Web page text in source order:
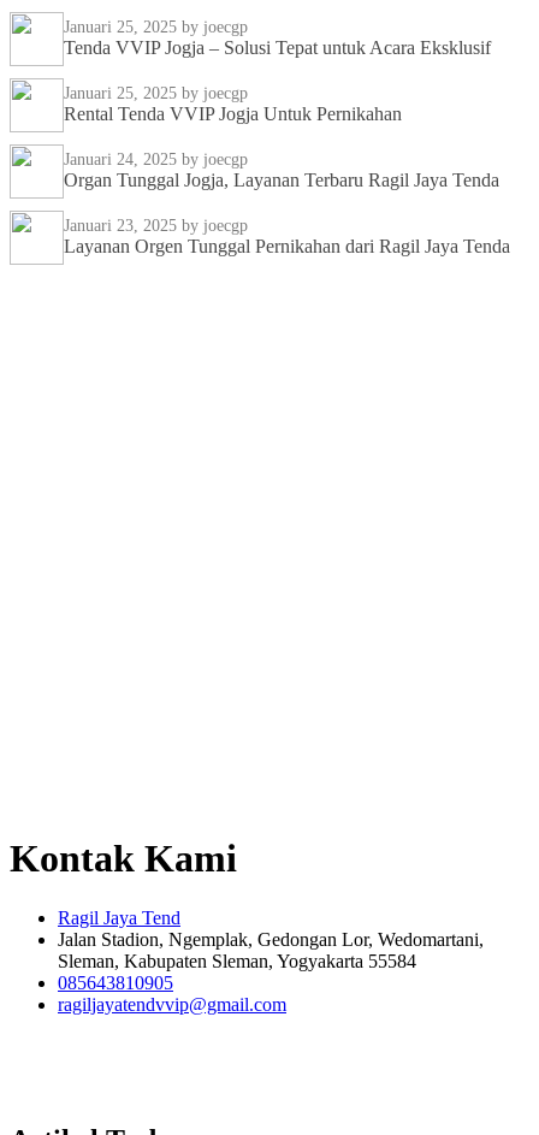
Januari 25, 2025 by joecgp
Tenda VVIP Jogja – Solusi Tepat untuk Acara Eksklusif
Januari 25, 2025 by joecgp
Rental Tenda VVIP Jogja Untuk Pernikahan
Januari 24, 2025 by joecgp
Organ Tunggal Jogja, Layanan Terbaru Ragil Jaya Tenda
Januari 23, 2025 by joecgp
Layanan Orgen Tunggal Pernikahan dari Ragil Jaya Tenda
Kontak Kami
Ragil Jaya Tend
Jalan Stadion, Ngemplak, Gedongan Lor, Wedomartani,
Sleman, Kabupaten Sleman, Yogyakarta 55584
085643810905
ragiljayatendvvip@gmail.com